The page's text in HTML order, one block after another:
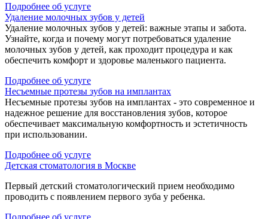
Подробнее об услуге
Удаление молочных зубов у детей
Удаление молочных зубов у детей: важные этапы и забота.
Узнайте, когда и почему могут потребоваться удаление
молочных зубов у детей, как проходит процедура и как
обеспечить комфорт и здоровье маленького пациента.
Подробнее об услуге
Несъемные протезы зубов на имплантах
Несъемные протезы зубов на имплантах - это современное и
надежное решение для восстановления зубов, которое
обеспечивает максимальную комфортность и эстетичность
при использовании.
Подробнее об услуге
Детская стоматология в Москве
Первый детский стоматологический прием необходимо
проводить с появлением первого зуба у ребенка.
Подробнее об услуге